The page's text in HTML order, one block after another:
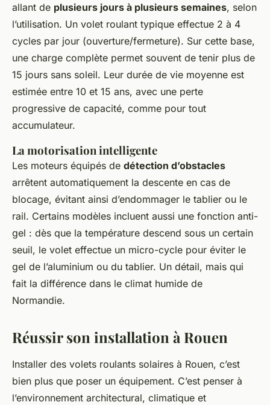
allant de plusieurs jours à plusieurs semaines, selon
l’utilisation. Un volet roulant typique effectue 2 à 4
cycles par jour (ouverture/fermeture). Sur cette base,
une charge complète permet souvent de tenir plus de
15 jours sans soleil. Leur durée de vie moyenne est
estimée entre 10 et 15 ans, avec une perte
progressive de capacité, comme pour tout
accumulateur.
La motorisation intelligente
Les moteurs équipés de détection d’obstacles
arrêtent automatiquement la descente en cas de
blocage, évitant ainsi d’endommager le tablier ou le
rail. Certains modèles incluent aussi une fonction anti-
gel : dès que la température descend sous un certain
seuil, le volet effectue un micro-cycle pour éviter le
gel de l’aluminium ou du tablier. Un détail, mais qui
fait la différence dans le climat humide de
Normandie.
Réussir son installation à Rouen
Installer des volets roulants solaires à Rouen, c’est
bien plus que poser un équipement. C’est penser à
l’environnement architectural, climatique et